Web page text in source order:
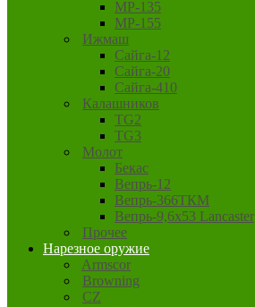
MP-135
MP-155
Ижмаш
Сайга-12
Сайга-20
Сайга-410
Калашников
TG2
TG3
Молот
Бекас
Вепрь-12
Вепрь-366ТКМ
Вепрь-9,6х53 Lancaster
Прочее
Нарезное оружие
Armscor
Browning
CZ